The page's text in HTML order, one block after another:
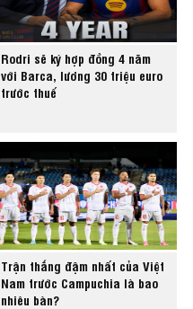
Rodri sẽ ký hợp đồng 4 năm
với Barca, lương 30 triệu euro
trước thuế
Trận thắng đậm nhất của Việt
Nam trước Campuchia là bao
nhiêu bàn?